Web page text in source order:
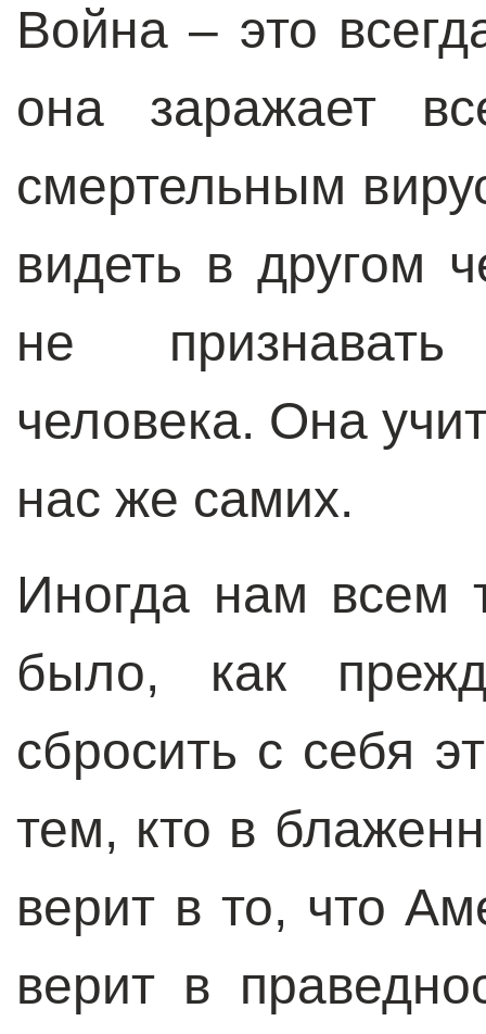
Война – это
она заражает
смертельным
видеть в другом
не
человека. Она
нас же самих.
Иногда нам всем
было, как
сбросить с себя
тем, кто в
верит в то, что
верит в